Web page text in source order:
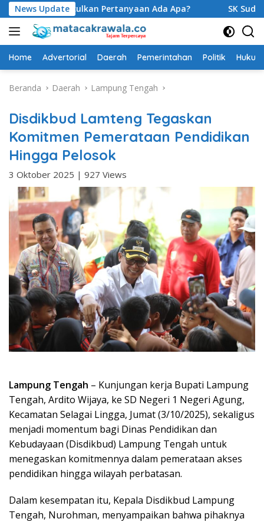
Langsung
ke
konten
News UpdatePertanyaan Ada Apa? SK Sudah Terbit,
Home Advertorial Daerah Pemerintahan Politik
Beranda Daerah Lampung Tengah
Disdikbud Lamteng Tegaskan
Komitmen Pemerataan Pendidikan
Hingga Pelosok
3 Oktober 2025 | 927 Views
Lampung Tengah – Kunjungan kerja Bupati Lampung
Tengah, Ardito Wijaya, ke SD Negeri 1 Negeri Agung,
Kecamatan Selagai Lingga, Jumat (3/10/2025), sekaligus
menjadi momentum bagi Dinas Pendidikan dan
Kebudayaan (Disdikbud) Lampung Tengah untuk
menegaskan komitmennya dalam pemerataan akses
pendidikan hingga wilayah perbatasan.
Dalam kesempatan itu, Kepala Disdikbud Lampung
Tengah, Nurohman, menyampaikan bahwa pihaknya